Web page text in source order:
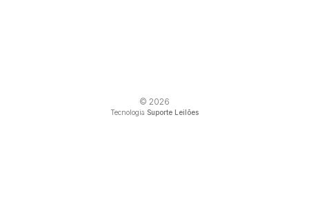
© 2026
Tecnologia Suporte Leilões